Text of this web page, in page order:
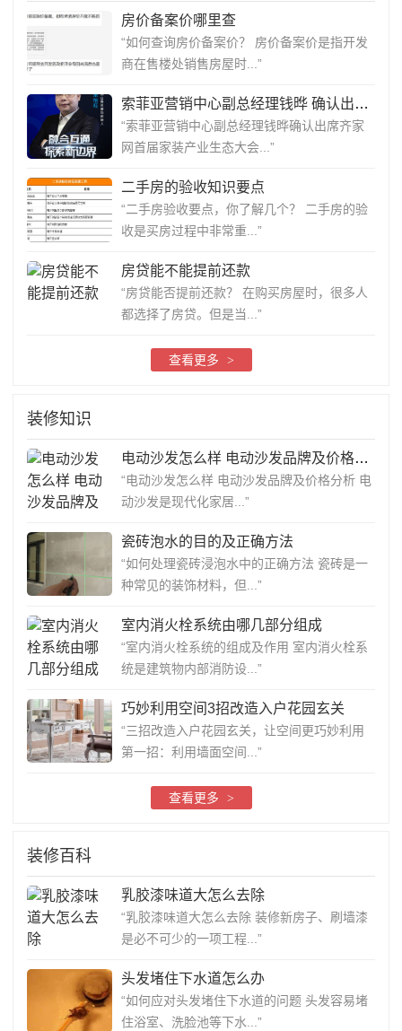
房价备案价哪里查
“如何查询房价备案价？ 房价备案价是指开发
商在售楼处销售房屋时...”
索菲亚营销中心副总经理钱晔 确认出席齐家网首届家装产业生态大会
“索菲亚营销中心副总经理钱晔确认出席齐家
网首届家装产业生态大会...”
二手房的验收知识要点
“二手房验收要点，你了解几个？ 二手房的验
收是买房过程中非常重...”
房贷能不能提前还款
“房贷能否提前还款？ 在购买房屋时，很多人
都选择了房贷。但是当...”
查看更多 >
装修知识
电动沙发怎么样 电动沙发品牌及价格分析
“电动沙发怎么样 电动沙发品牌及价格分析 电
动沙发是现代化家居...”
瓷砖泡水的目的及正确方法
“如何处理瓷砖浸泡水中的正确方法 瓷砖是一
种常见的装饰材料，但...”
室内消火栓系统由哪几部分组成
“室内消火栓系统的组成及作用 室内消火栓系
统是建筑物内部消防设...”
巧妙利用空间3招改造入户花园玄关
“三招改造入户花园玄关，让空间更巧妙利用
第一招：利用墙面空间...”
查看更多 >
装修百科
乳胶漆味道大怎么去除
“乳胶漆味道大怎么去除 装修新房子、刷墙漆
是必不可少的一项工程...”
头发堵住下水道怎么办
“如何应对头发堵住下水道的问题 头发容易堵
住浴室、洗脸池等下水...”